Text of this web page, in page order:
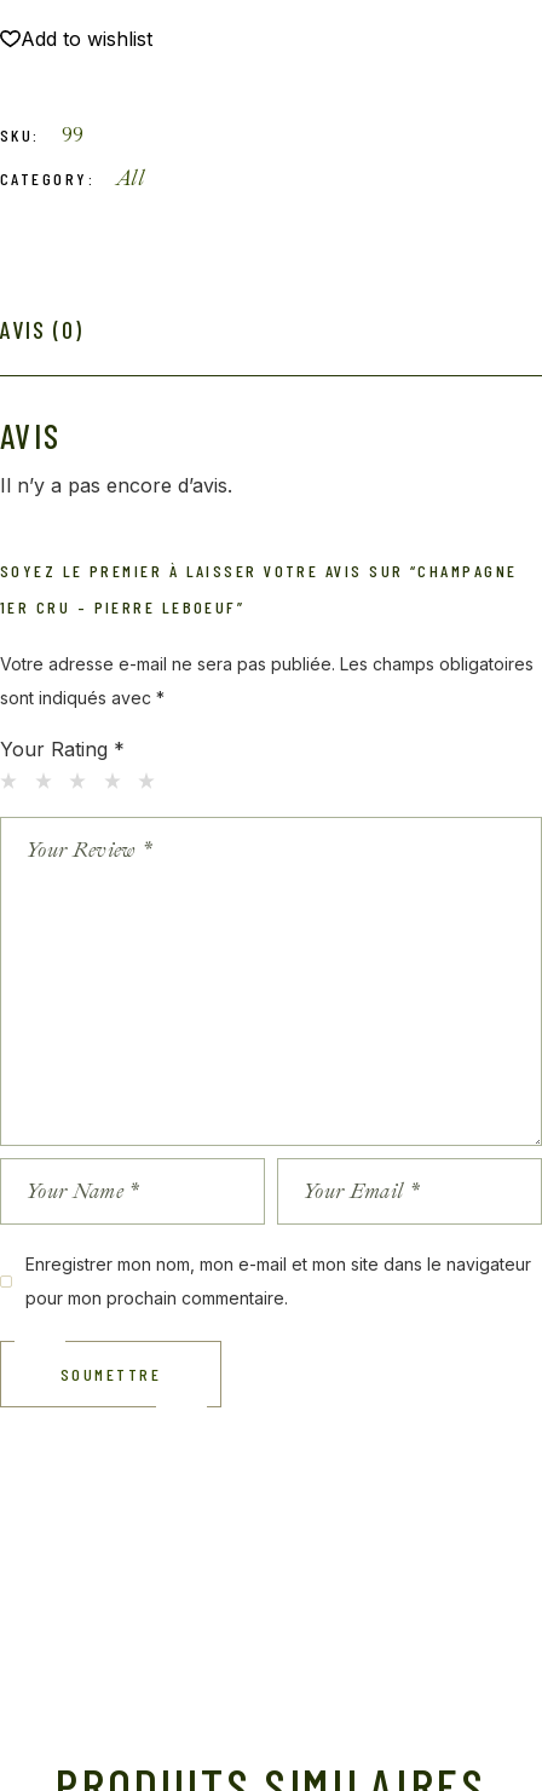
Add to wishlist
SKU: 99
CATEGORY: All
AVIS (0)
AVIS
Il n’y a pas encore d’avis.
SOYEZ LE PREMIER À LAISSER VOTRE AVIS SUR “CHAMPAGNE
1ER CRU – PIERRE LEBOEUF”
Votre adresse e-mail ne sera pas publiée. Les champs obligatoires
sont indiqués avec *
Your Rating *
Enregistrer mon nom, mon e-mail et mon site dans le navigateur
pour mon prochain commentaire.
SOUMETTRE